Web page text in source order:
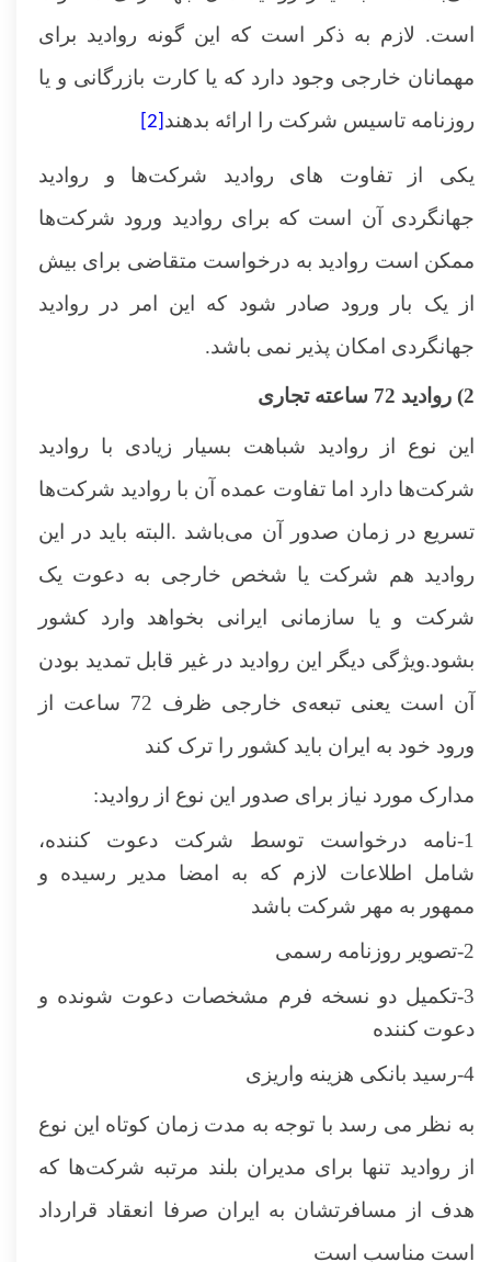
است. لازم به ذکر است که این گونه روادید برای
مهمانان خارجی وجود دارد که یا کارت بازرگانی و یا
روزنامه تاسیس شرکت را ارائه بدهند
یکی از تفاوت های روادید شرکت‌ها و روادید
جهانگردی آن است که برای روادید ورود شرکت‌ها
ممکن است روادید به درخواست متقاضی برای بیش
از یک بار ورود صادر شود که این امر در روادید
جهانگردی امکان پذیر نمی باشد.
2) روادید 72 ساعته تجاری
این نوع از روادید شباهت بسیار زیادی با روادید
شرکت‌ها دارد اما تفاوت عمده آن با روادید شرکت‌ها
تسریع در زمان صدور آن می‌باشد .البته باید در این
روادید هم شرکت یا شخص خارجی به دعوت یک
شرکت و یا سازمانی ایرانی بخواهد وارد کشور
بشود.ویژگی دیگر این روادید در غیر قابل تمدید بودن
آن است یعنی تبعه‌ی خارجی ظرف 72 ساعت از
ورود خود به ایران باید کشور را ترک کند
مدارک مورد نیاز برای صدور این نوع از روادید:
1-نامه درخواست توسط شرکت دعوت کننده،
شامل اطلاعات لازم که به امضا مدیر رسیده و
ممهور به مهر شرکت باشد
2-تصویر روزنامه رسمی
3-تکمیل دو نسخه فرم مشخصات دعوت شونده و
دعوت کننده
4-رسید بانکی هزینه واریزی
به نظر می رسد با توجه به مدت زمان کوتاه این نوع
از روادید تنها برای مدیران بلند مرتبه شرکت‌ها که
هدف از مسافرتشان به ایران صرفا انعقاد قرارداد
است مناسب است